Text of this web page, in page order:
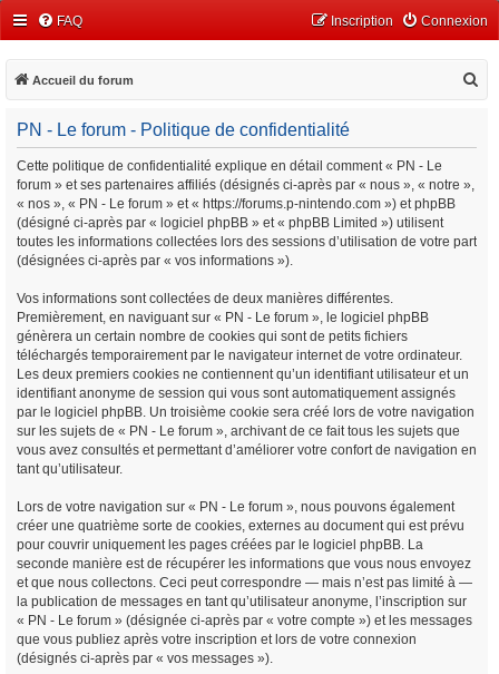
FAQ Connexion
Inscription
Accueil du forum
PN - Le forum - Politique de confidentialité
Cette politique de confidentialité explique en détail comment « PN - Le
forum » et ses partenaires affiliés (désignés ci-après par « nous », « notre »,
« nos », « PN - Le forum » et « https://forums.p-nintendo.com ») et phpBB
(désigné ci-après par « logiciel phpBB » et « phpBB Limited ») utilisent
toutes les informations collectées lors des sessions d’utilisation de votre part
(désignées ci-après par « vos informations »).
Vos informations sont collectées de deux manières différentes.
Premièrement, en naviguant sur « PN - Le forum », le logiciel phpBB
génèrera un certain nombre de cookies qui sont de petits fichiers
téléchargés temporairement par le navigateur internet de votre ordinateur.
Les deux premiers cookies ne contiennent qu’un identifiant utilisateur et un
identifiant anonyme de session qui vous sont automatiquement assignés
par le logiciel phpBB. Un troisième cookie sera créé lors de votre navigation
sur les sujets de « PN - Le forum », archivant de ce fait tous les sujets que
vous avez consultés et permettant d’améliorer votre confort de navigation en
tant qu’utilisateur.
Lors de votre navigation sur « PN - Le forum », nous pouvons également
créer une quatrième sorte de cookies, externes au document qui est prévu
pour couvrir uniquement les pages créées par le logiciel phpBB. La
seconde manière est de récupérer les informations que vous nous envoyez
et que nous collectons. Ceci peut correspondre — mais n’est pas limité à —
la publication de messages en tant qu’utilisateur anonyme, l’inscription sur
« PN - Le forum » (désignée ci-après par « votre compte ») et les messages
que vous publiez après votre inscription et lors de votre connexion
(désignés ci-après par « vos messages »).